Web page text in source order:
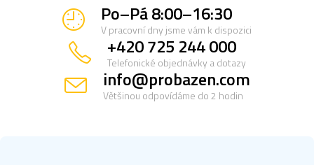
Po–Pá 8:00–16:30
V pracovní dny jsme vám k dispozici
+420 725 244 000
Telefonické objednávky a dotazy
info@probazen.com
Většinou odpovídáme do 2 hodin